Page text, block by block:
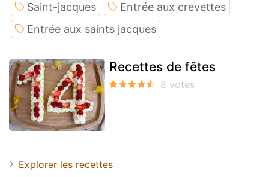
Saint-jacques
Entrée aux crevettes
Entrée aux saints jacques
Recettes de fêtes
Explorer les recettes